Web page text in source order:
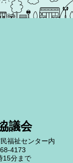
議会
福祉センター内
4173
15分まで